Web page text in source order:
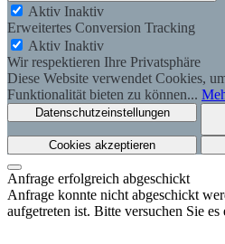
Aktiv Inaktiv
Erweitertes Conversion Tracking
Aktiv Inaktiv
Wir respektieren Ihre Privatsphäre
Diese Website verwendet Cookies,
Funktionalität bieten zu können...
Datenschutzeinstellungen
Cookies akzeptieren
Anfrage erfolgreich abgeschickt
Anfrage konnte nicht abgeschickt
aufgetreten ist. Bitte versuchen Sie es